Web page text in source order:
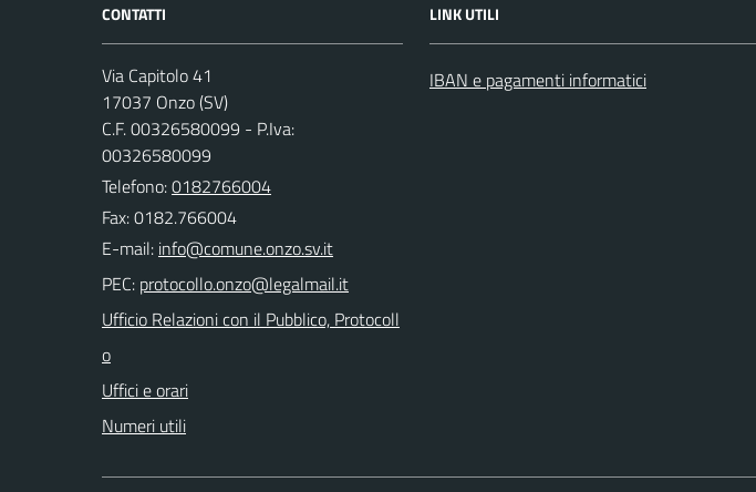
CONTATTI
Via Capitolo 41
17037 Onzo (SV)
C.F. 00326580099 - P.Iva:
00326580099
Telefono:0182766004
Fax: 0182.766004
E-mail:
PEC:
Ufficio Relazioni con il Pubblico, Protocoll
o
Uffici e orari
Numeri utili
LINK UTILI
IBAN e pagamenti informatici